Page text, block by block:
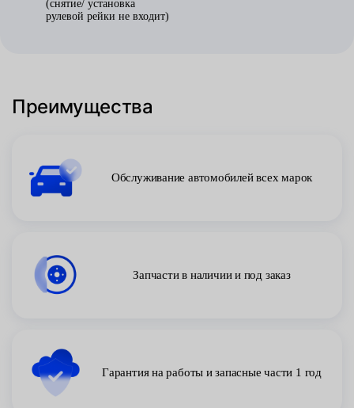
(снятие/ установка
рулевой рейки не входит)
Преимущества
Обслуживание автомобилей всех марок
Запчасти в наличии и под заказ
Гарантия на работы и запасные части 1 год